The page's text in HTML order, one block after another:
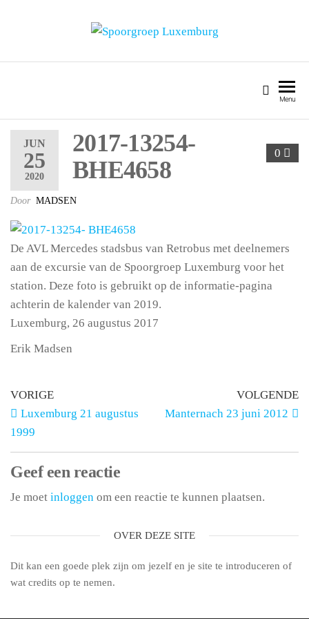
Menu
JUN
25
2020
0
2017-13254-
BHE4658
Door MADSEN
De AVL Mercedes stadsbus van Retrobus met deelnemers
aan de excursie van de Spoorgroep Luxemburg voor het
station. Deze foto is gebruikt op de informatie-pagina
achterin de kalender van 2019.
Luxemburg, 26 augustus 2017
Erik Madsen
VORIGE
Luxemburg 21 augustus
1999
VOLGENDE
Manternach 23 juni 2012
Geef een reactie
Je moet inloggen om een reactie te kunnen plaatsen.
OVER DEZE SITE
Dit kan een goede plek zijn om jezelf en je site te introduceren of
wat credits op te nemen.